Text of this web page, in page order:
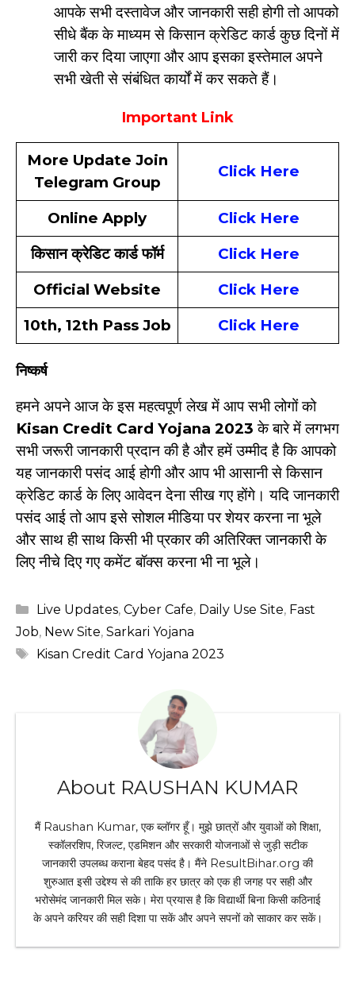
आपके सभी दस्तावेज और जानकारी सही होगी तो आपको
सीधे बैंक के माध्यम से किसान क्रेडिट कार्ड कुछ दिनों में
जारी कर दिया जाएगा और आप इसका इस्तेमाल अपने
सभी खेती से संबंधित कार्यों में कर सकते हैं।
Important Link
More Update Join
Telegram Group
Click Here
Online Apply
Click Here
किसान क्रेडिट कार्ड फॉर्म
Click Here
Official Website
Click Here
10th, 12th Pass Job
Click Here
निष्कर्ष
हमने अपने आज के इस महत्वपूर्ण लेख में आप सभी लोगों को
Kisan Credit Card Yojana 2023 के बारे में लगभग
सभी जरूरी जानकारी प्रदान की है और हमें उम्मीद है कि आपको
यह जानकारी पसंद आई होगी और आप भी आसानी से किसान
क्रेडिट कार्ड के लिए आवेदन देना सीख गए होंगे। यदि जानकारी
पसंद आई तो आप इसे सोशल मीडिया पर शेयर करना ना भूले
और साथ ही साथ किसी भी प्रकार की अतिरिक्त जानकारी के
लिए नीचे दिए गए कमेंट बॉक्स करना भी ना भूले।
Categories
Live Updates, Cyber Cafe, Daily Use Site, Fast
Job, New Site, Sarkari Yojana
Tags
Kisan Credit Card Yojana 2023
About RAUSHAN KUMAR
मैं Raushan Kumar, एक ब्लॉगर हूँ। मुझे छात्रों और युवाओं को शिक्षा,
स्कॉलरशिप, रिजल्ट, एडमिशन और सरकारी योजनाओं से जुड़ी सटीक
जानकारी उपलब्ध कराना बेहद पसंद है। मैंने ResultBihar.org की
शुरुआत इसी उद्देश्य से की ताकि हर छात्र को एक ही जगह पर सही और
भरोसेमंद जानकारी मिल सके। मेरा प्रयास है कि विद्यार्थी बिना किसी कठिनाई
के अपने करियर की सही दिशा पा सकें और अपने सपनों को साकार कर सकें।